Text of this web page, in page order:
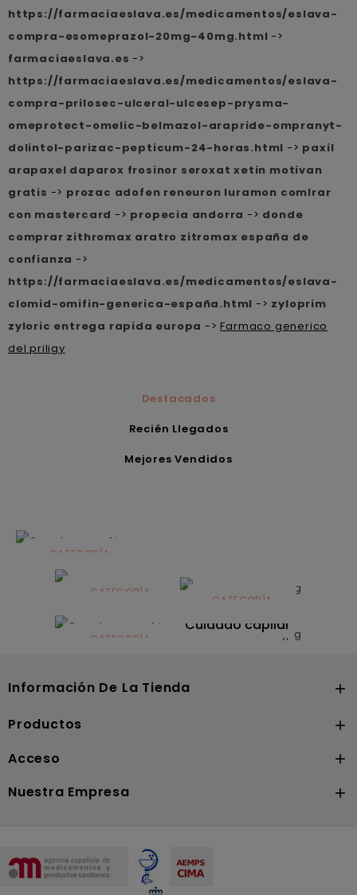
https://farmaciaeslava.es/medicamentos/eslava-
compra-esomeprazol-20mg-40mg.html ->
farmaciaeslava.es ->
https://farmaciaeslava.es/medicamentos/eslava-
compra-prilosec-ulceral-ulcesep-prysma-
omeprotect-omelic-belmazol-arapride-ompranyt-
dolintol-parizac-pepticum-24-horas.html -> paxil
arapaxel daparox frosinor seroxat xetin motivan
gratis -> prozac adofen reneuron luramon comlrar
con mastercard -> propecia andorra -> donde
comprar zithromax aratro zitromax españa de
confianza ->
https://farmaciaeslava.es/medicamentos/eslava-
clomid-omifin-generica-españa.html -> zyloprim
zyloric entrega rapida europa ->Farmaco generico
del priligy
Destacados
Recién Llegados
Mejores Vendidos
CATEGORÍA
Alimentación
infantilCATEGORÍA
Dermocosmética
CATEGORÍA
Solares
CATEGORÍA
Cuidado capilar
Información De La Tienda 
Productos 
Acceso 
Nuestra Empresa 